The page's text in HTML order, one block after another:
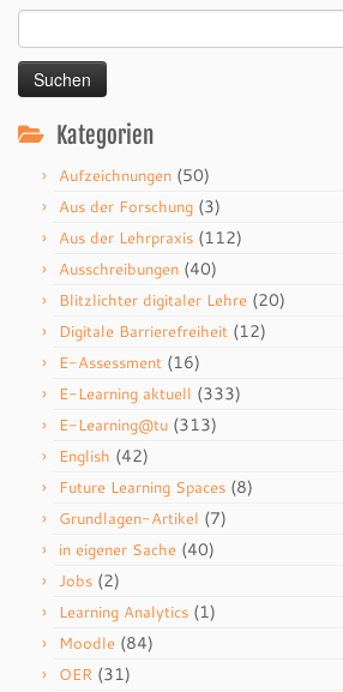
nach:
Kategorien
Aufzeichnungen (50)
Aus der Forschung (3)
Aus der Lehrpraxis (112)
Ausschreibungen (40)
Blitzlichter digitaler Lehre (20)
Digitale Barrierefreiheit (12)
E-Assessment (16)
E-Learning aktuell (333)
E-Learning@tu (313)
English (42)
Future Learning Spaces (8)
Grundlagen-Artikel (7)
in eigener Sache (40)
Jobs (2)
Learning Analytics (1)
Moodle (84)
OER (31)